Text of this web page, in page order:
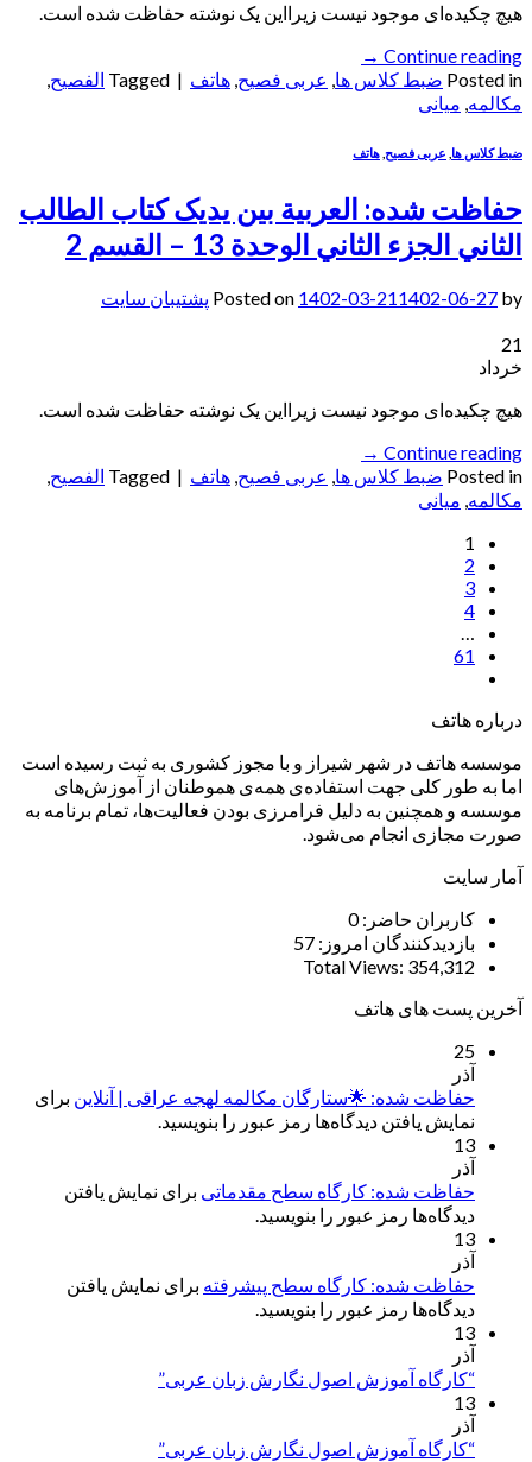
هیچ چکیده‌ای موجود نیست زیرا‌این یک نوشته حفاظت شده است.
Continue reading
→
Posted in ضبط کلاس ها, عربی فصیح, هاتف |
Tagged الفصيح,
مکالمه, میانی
ضبط کلاس ها عربی فصیح هاتف
حفاظت شده: العربیة بین یدیک کتاب الطالب
الثاني الجزء الثاني الوحدة 13 – القسم 2
Posted on 1402-03-211402-06-27 by پشتیبان سایت
21
خرداد
هیچ چکیده‌ای موجود نیست زیرا‌این یک نوشته حفاظت شده است.
Continue reading
→
Posted in ضبط کلاس ها, عربی فصیح, هاتف |
Tagged الفصيح,
مکالمه, میانی
1
2
3
4
…
61
درباره هاتف
موسسه هاتف در شهر شیراز و با مجوز کشوری به ثبت رسیده است
اما به طور کلی جهت استفاده‌ی همه‌ی هموطنان از آموزش‌های
موسسه و همچنین به دلیل فرامرزی بودن فعالیت‌ها، تمام برنامه به
صورت مجازی انجام می‌شود.
آمار سایت
کاربران حاضر:0
بازدیدکنندگان امروز: 57
Total Views: 354,312
آخرین پست های هاتف
25
آذر
حفاظت شده: 🌟ستارگان مکالمه لهجه عراقی | آنلاین برای
نمایش یافتن دیدگاه‌ها رمز عبور را بنویسید.
13
آذر
حفاظت شده: کارگاه سطح مقدماتی برای نمایش یافتن
دیدگاه‌ها رمز عبور را بنویسید.
13
آذر
حفاظت شده: کارگاه سطح پیشرفته برای نمایش یافتن
دیدگاه‌ها رمز عبور را بنویسید.
13
آذر
“کارگاه آموزش اصول نگارش زبان عربی”
13
آذر
“کارگاه آموزش اصول نگارش زبان عربی”